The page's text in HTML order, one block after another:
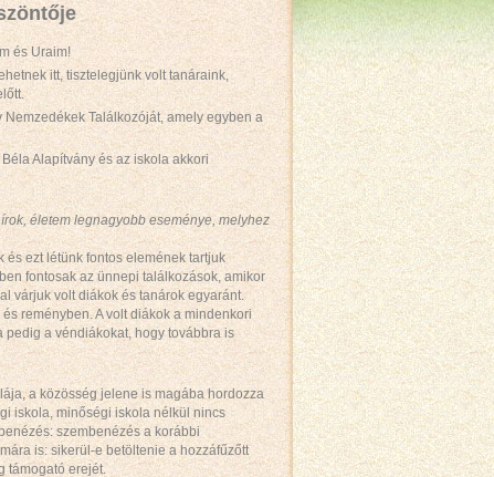
és Uraim!
itt, tisztelegjünk volt tanáraink,
Találkozóját, amely egyben a
Alapítvány és az iskola akkori
életem legnagyobb eseménye, melyhez
ezt létünk fontos elemének tartjuk
fontosak az ünnepi találkozások, amikor
várjuk volt diákok és tanárok egyaránt.
reményben. A volt diákok a mindenkori
pedig a véndiákokat, hogy továbbra is
a közösség jelene is magába hordozza
iskola, minőségi iskola nélkül nincs
szembenézés a korábbi
is: sikerül-e betöltenie a hozzáfűzőtt
támogató erejét.